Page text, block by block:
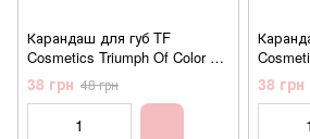
Карандаш для губ TF
Cosmetics Triumph Of Color W-
212 №200 Pale pink (нежно-
розовый)
38 грн 48 грн
212
38 грн